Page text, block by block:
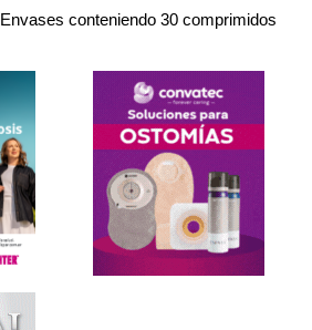
Envases conteniendo 30 comprimidos